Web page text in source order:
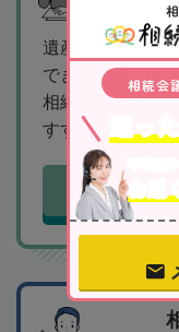
遺産分割協議が
できない！
相続放棄したい
すすめします。
飯田橋駅近
相続会
不動産
お近